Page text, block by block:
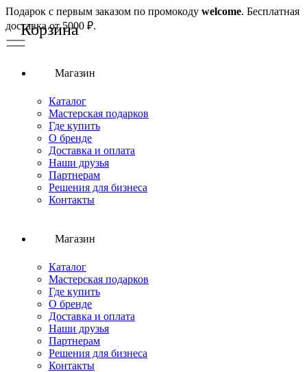
Подарок с первым заказом по промокоду welcome. Бесплатная
доставка от 5000 ₽.
Магазин
Каталог
Мастерская подарков
Где купить
О бренде
Доставка и оплата
Наши друзья
Партнерам
Решения для бизнеса
Контакты
Магазин
Каталог
Мастерская подарков
Где купить
О бренде
Доставка и оплата
Наши друзья
Партнерам
Решения для бизнеса
Контакты